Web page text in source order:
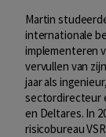
Martin
internationale
implementeren
vervullen van
jaar als
sectordirecteur
en Deltares. In
risicobureau